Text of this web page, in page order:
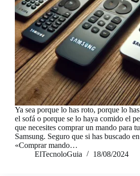
Ya sea porque lo has roto, porque lo
el sofá o porque se lo haya comido el
que necesites comprar un mando para
Samsung. Seguro que si has buscado
«Comprar mando…
ElTecnoloGuia
18/08/2024